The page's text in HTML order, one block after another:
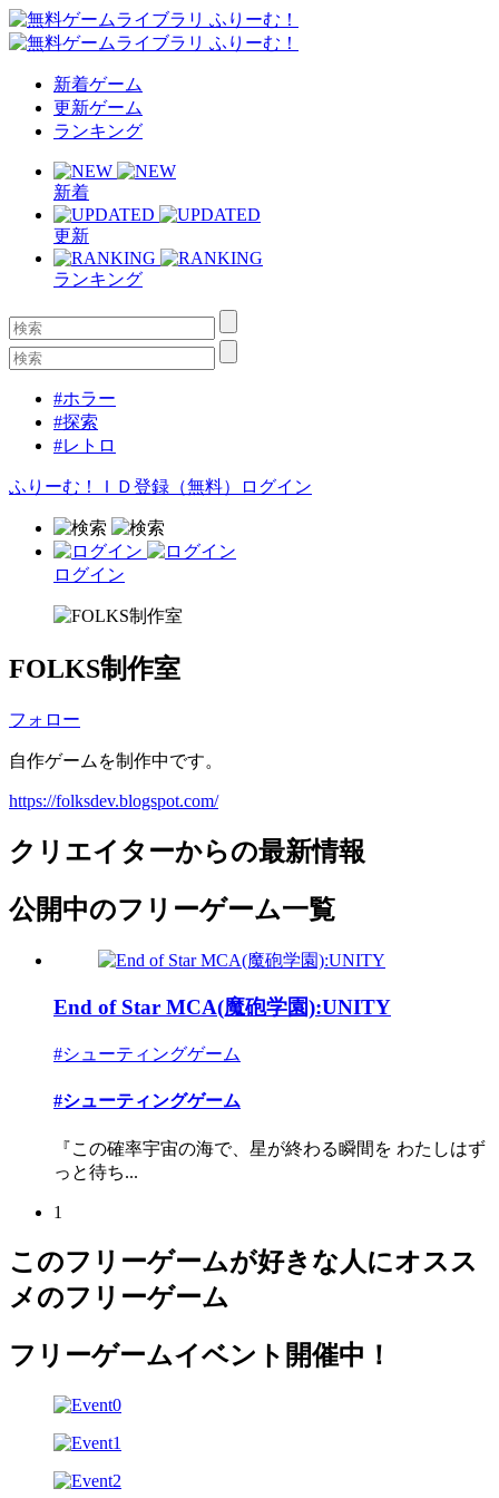
新着ゲーム
更新ゲーム
ランキング
新着
更新
ランキング
#ホラー
#探索
#レトロ
ふりーむ！ＩＤ登録（無料） ログイン
ログイン
FOLKS制作室
フォロー
自作ゲームを制作中です。
https://folksdev.blogspot.com/
クリエイターからの最新情報
公開中のフリーゲーム一覧
End of Star MCA(魔砲学園):UNITY
#シューティングゲーム
#シューティングゲーム
『この確率宇宙の海で、星が終わる瞬間を わたしはず
っと待ち...
1
このフリーゲームが好きな人にオスス
メのフリーゲーム
フリーゲームイベント開催中！